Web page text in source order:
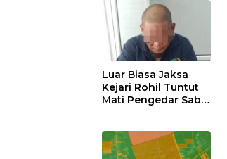
APH Segera Ditindak
Luar Biasa Jaksa
Kejari Rohil Tuntut
Mati Pengedar Sabu